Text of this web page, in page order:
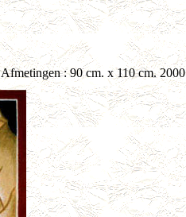
Afmetingen : 90 cm. x 110 cm. 2000